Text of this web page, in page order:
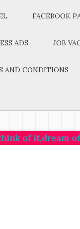
FACEBOOK
ADS JOB
AND CONDITIONS
of it,live